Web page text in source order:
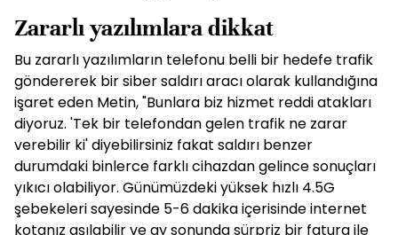
Zararlı yazılımlara dikkat
Bu zararlı yazılımların telefonu belli bir hedefe trafik
göndererek bir siber saldırı aracı olarak kullandığına
işaret eden Metin, "Bunlara biz hizmet reddi atakları
diyoruz. 'Tek bir telefondan gelen trafik ne zarar
verebilir ki' diyebilirsiniz fakat saldırı benzer
durumdaki binlerce farklı cihazdan gelince sonuçları
yıkıcı olabiliyor. Günümüzdeki yüksek hızlı 4.5G
şebekeleri sayesinde 5-6 dakika içerisinde internet
kotanız aşılabilir ve ay sonunda sürpriz bir fatura ile